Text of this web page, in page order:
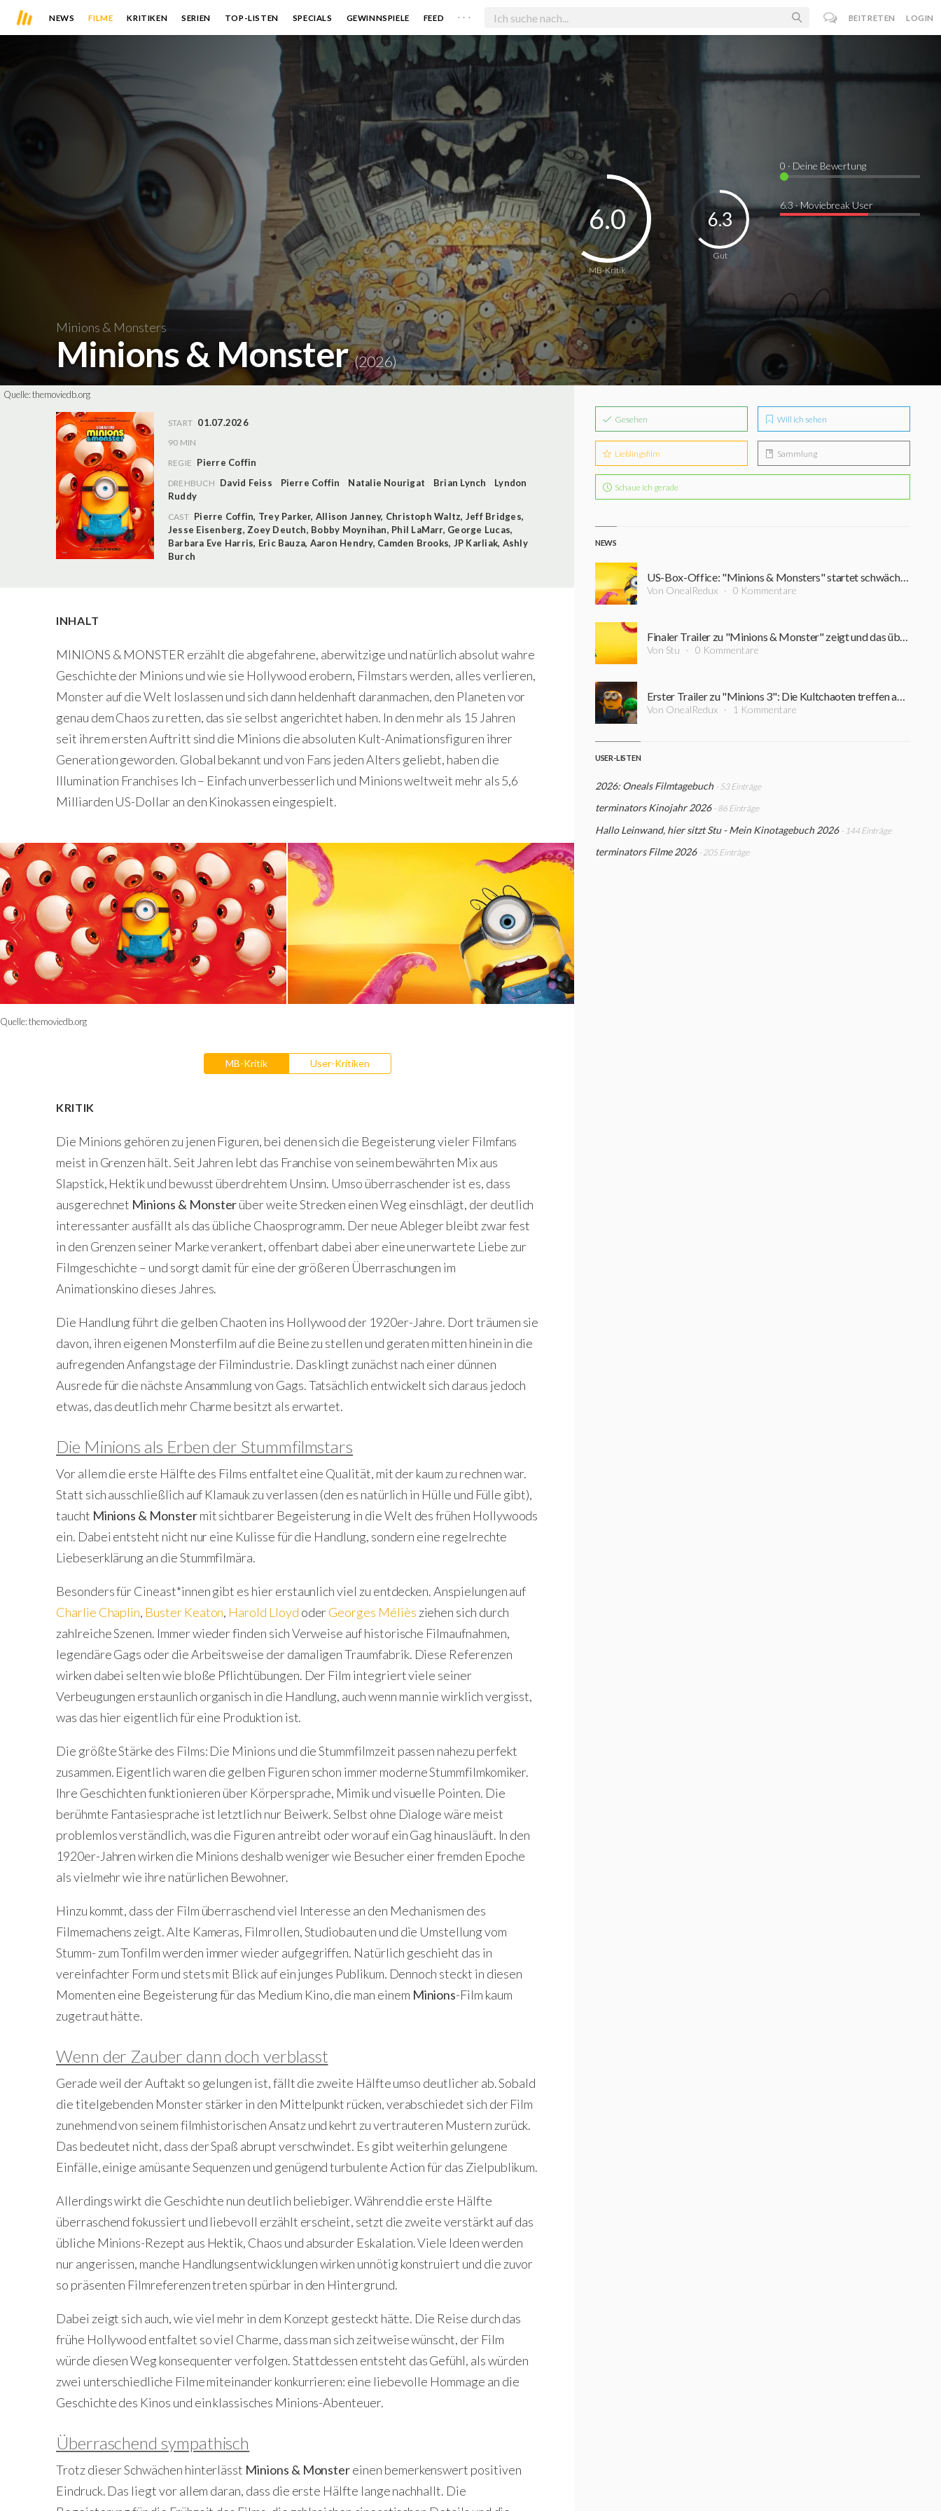
NEWS FILME KRITIKEN SERIEN TOP-LISTEN SPECIALS GEWINNSPIELE FEED . . . BEITRETEN LOGIN
Minions & Monsters
Minions & Monster(2026)
MB-Kritik
6.0
Gut
6.3
0 · Deine Bewertung
6.3 · Moviebreak User
Quelle:themoviedb.org
START 01.07.2026
90 MIN
REGIE Pierre Coffin
DREHBUCH David Feiss Pierre Coffin Natalie Nourigat Brian Lynch
Lyndon
Ruddy
CAST Pierre Coffin, Trey Parker, Allison Janney, Christoph Waltz, Jeff Bridges,
Jesse Eisenberg, Zoey Deutch, Bobby Moynihan, Phil LaMarr, George Lucas,
Barbara Eve Harris, Eric Bauza, Aaron Hendry, Camden Brooks, JP Karliak, Ashly
Burch
INHALT
MINIONS & MONSTER erzählt die abgefahrene, aberwitzige und natürlich absolut wahre
Geschichte der Minions und wie sie Hollywood erobern, Filmstars werden, alles verlieren,
Monster auf die Welt loslassen und sich dann heldenhaft daranmachen, den Planeten vor
genau dem Chaos zu retten, das sie selbst angerichtet haben. In den mehr als 15 Jahren
seit ihrem ersten Auftritt sind die Minions die absoluten Kult-Animationsfiguren ihrer
Generation geworden. Global bekannt und von Fans jeden Alters geliebt, haben die
Illumination Franchises Ich – Einfach unverbesserlich und Minions weltweit mehr als 5,6
Milliarden US-Dollar an den Kinokassen eingespielt.
Quelle:themoviedb.org
MB-Kritik User-Kritiken
KRITIK
Die Minions gehören zu jenen Figuren, bei denen sich die Begeisterung vieler Filmfans
meist in Grenzen hält. Seit Jahren lebt das Franchise von seinem bewährten Mix aus
Slapstick, Hektik und bewusst überdrehtem Unsinn. Umso überraschender ist es, dass
ausgerechnet Minions & Monsterüber weite Strecken einen Weg einschlägt, der deutlich
interessanter ausfällt als das übliche Chaosprogramm. Der neue Ableger bleibt zwar fest
in den Grenzen seiner Marke verankert, offenbart dabei aber eine unerwartete Liebe zur
Filmgeschichte – und sorgt damit für eine der größeren Überraschungen im
Animationskino dieses Jahres.
Die Handlung führt die gelben Chaoten ins Hollywood der 1920er-Jahre. Dort träumen sie
davon, ihren eigenen Monsterfilm auf die Beine zu stellen und geraten mitten hinein in die
aufregenden Anfangstage der Filmindustrie. Das klingt zunächst nach einer dünnen
Ausrede für die nächste Ansammlung von Gags. Tatsächlich entwickelt sich daraus jedoch
etwas, das deutlich mehr Charme besitzt als erwartet.
Die Minions als Erben der Stummfilmstars
Vor allem die erste Hälfte des Films entfaltet eine Qualität, mit der kaum zu rechnen war.
Statt sich ausschließlich auf Klamauk zu verlassen (den es natürlich in Hülle und Fülle gibt),
taucht Minions & Monstermit sichtbarer Begeisterung in die Welt des frühen Hollywoods
ein. Dabei entsteht nicht nur eine Kulisse für die Handlung, sondern eine regelrechte
Liebeserklärung an die Stummfilmära.
Besonders für Cineast*innen gibt es hier erstaunlich viel zu entdecken. Anspielungen auf
Charlie Chaplin, Buster Keaton, Harold Lloyd oderGeorges Méliès ziehen sich durch
zahlreiche Szenen. Immer wieder finden sich Verweise auf historische Filmaufnahmen,
legendäre Gags oder die Arbeitsweise der damaligen Traumfabrik. Diese Referenzen
wirken dabei selten wie bloße Pflichtübungen. Der Film integriert viele seiner
Verbeugungen erstaunlich organisch in die Handlung, auch wenn man nie wirklich vergisst,
was das hier eigentlich für eine Produktion ist.
Die größte Stärke des Films: Die Minions und die Stummfilmzeit passen nahezu perfekt
zusammen. Eigentlich waren die gelben Figuren schon immer moderne Stummfilmkomiker.
Ihre Geschichten funktionieren über Körpersprache, Mimik und visuelle Pointen. Die
berühmte Fantasiesprache ist letztlich nur Beiwerk. Selbst ohne Dialoge wäre meist
problemlos verständlich, was die Figuren antreibt oder worauf ein Gag hinausläuft. In den
1920er-Jahren wirken die Minions deshalb weniger wie Besucher einer fremden Epoche
als vielmehr wie ihre natürlichen Bewohner.
Hinzu kommt, dass der Film überraschend viel Interesse an den Mechanismen des
Filmemachens zeigt. Alte Kameras, Filmrollen, Studiobauten und die Umstellung vom
Stumm- zum Tonfilm werden immer wieder aufgegriffen. Natürlich geschieht das in
vereinfachter Form und stets mit Blick auf ein junges Publikum. Dennoch steckt in diesen
Momenten eine Begeisterung für das Medium Kino, die man einem Minions-Film kaum
zugetraut hätte.
Wenn der Zauber dann doch verblasst
Gerade weil der Auftakt so gelungen ist, fällt die zweite Hälfte umso deutlicher ab. Sobald
die titelgebenden Monster stärker in den Mittelpunkt rücken, verabschiedet sich der Film
zunehmend von seinem filmhistorischen Ansatz und kehrt zu vertrauteren Mustern zurück.
Das bedeutet nicht, dass der Spaß abrupt verschwindet. Es gibt weiterhin gelungene
Einfälle, einige amüsante Sequenzen und genügend turbulente Action für das Zielpublikum.
Allerdings wirkt die Geschichte nun deutlich beliebiger. Während die erste Hälfte
überraschend fokussiert und liebevoll erzählt erscheint, setzt die zweite verstärkt auf das
übliche Minions-Rezept aus Hektik, Chaos und absurder Eskalation. Viele Ideen werden
nur angerissen, manche Handlungsentwicklungen wirken unnötig konstruiert und die zuvor
so präsenten Filmreferenzen treten spürbar in den Hintergrund.
Dabei zeigt sich auch, wie viel mehr in dem Konzept gesteckt hätte. Die Reise durch das
frühe Hollywood entfaltet so viel Charme, dass man sich zeitweise wünscht, der Film
würde diesen Weg konsequenter verfolgen. Stattdessen entsteht das Gefühl, als würden
zwei unterschiedliche Filme miteinander konkurrieren: eine liebevolle Hommage an die
Geschichte des Kinos und ein klassisches Minions-Abenteuer.
Überraschend sympathisch
Trotz dieser Schwächen hinterlässt Minions & Monstereinen bemerkenswert positiven
Eindruck. Das liegt vor allem daran, dass die erste Hälfte lange nachhallt. Die
Gesehen Will ich sehen
Lieblingsfilm Sammlung
Schaue ich gerade
NEWS
US-Box-Office: "Minions & Monsters" startet schwächer als erwartet – "Toy Story 5" bleibt Box-Office-Gigant
Von OnealRedux 0 Kommentare
Von Stu 0 Kommentare
Erster Trailer zu "Minions 3": Die Kultchaoten treffen auf Christoph Waltz im Hollywood der 1920er
Von OnealRedux 1 Kommentare
USER-LISTEN
2026: Oneals Filmtagebuch - 53 Einträge
terminators Kinojahr 2026 - 86 Einträge
Hallo Leinwand, hier sitzt Stu - Mein Kinotagebuch 2026 - 144 Einträge
terminators Filme 2026 - 205 Einträge